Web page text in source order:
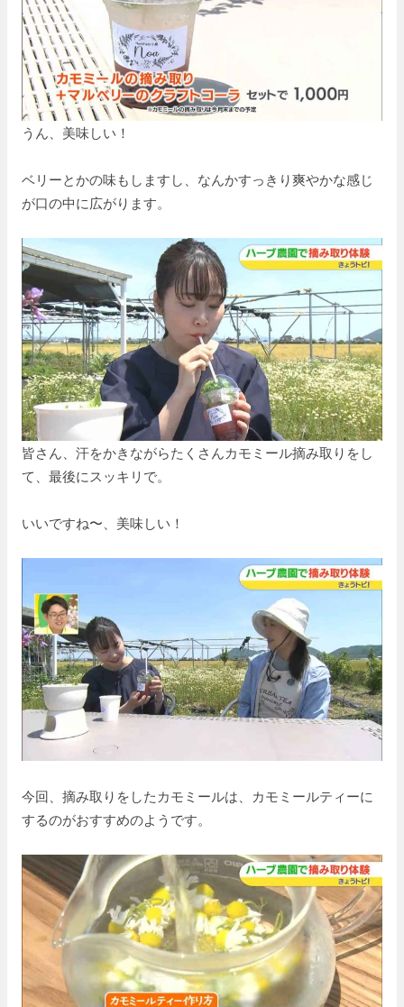
うん、美味しい！
ベリーとかの味もしますし、なんかすっきり爽やかな感じ
が口の中に広がります。
皆さん、汗をかきながらたくさんカモミール摘み取りをし
て、最後にスッキリで。
いいですね〜、美味しい！
今回、摘み取りをしたカモミールは、カモミールティーに
するのがおすすめのようです。